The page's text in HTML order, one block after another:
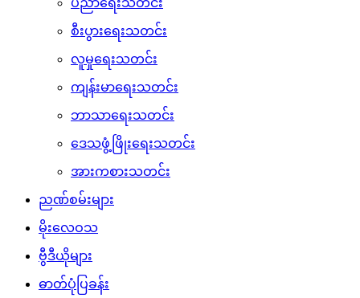
စီးပွားရေးသတင်း
လူမှုရေးသတင်း
ကျန်းမာရေးသတင်း
ဘာသာရေးသတင်း
ဒေသဖွံ့ဖြိုးရေးသတင်း
အားကစားသတင်း
ညဏ်စမ်းများ
မိုးလေဝသ
ဗွီဒီယိုများ
ဓာတ်ပုံပြခန်း